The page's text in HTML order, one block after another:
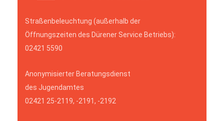
Straßenbeleuchtung (außerhalb der
Öffnungszeiten des Dürener Service Betriebs):
02421 5590
Anonymisierter Beratungsdienst
des Jugendamtes
02421 25-2119, -2191, -2192